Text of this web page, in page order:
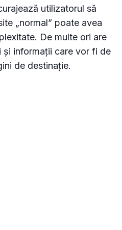
utilizatorul să
„normal” poate avea
De multe ori are
și informații care vor fi de
de destinație.